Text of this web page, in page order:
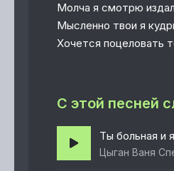
Молча я смотрю
Мысленно твои я
Хочется поцеловать
С этой песней
Ты больная и
Цыган Ваня